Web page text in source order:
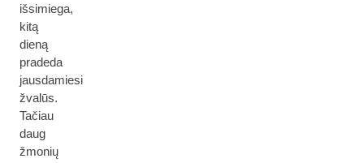
išsimiega,
kitą
dieną
pradeda
jausdamiesi
žvalūs.
Tačiau
daug
žmonių